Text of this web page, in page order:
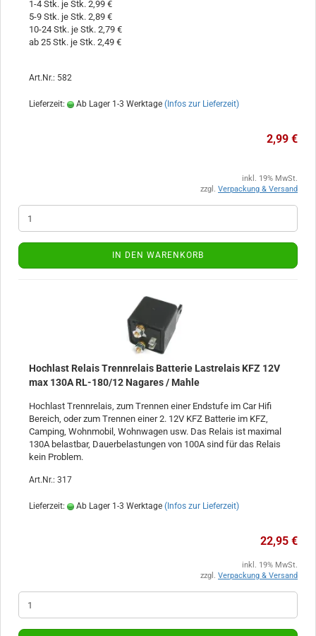
1-4 Stk. je Stk. 2,99 €
5-9 Stk. je Stk. 2,89 €
10-24 Stk. je Stk. 2,79 €
ab 25 Stk. je Stk. 2,49 €
Art.Nr.: 582
Lieferzeit: Ab Lager 1-3 Werktage (Infos zur Lieferzeit)
2,99 €
inkl. 19% MwSt.
zzgl. Verpackung & Versand
IN DEN WARENKORB
Hochlast Relais Trennrelais Batterie Lastrelais KFZ 12V
max 130A RL-180/12 Nagares / Mahle
Hochlast Trennrelais, zum Trennen einer Endstufe im Car Hifi
Bereich, oder zum Trennen einer 2. 12V KFZ Batterie im KFZ,
Camping, Wohnmobil, Wohnwagen usw. Das Relais ist maximal
130A belastbar, Dauerbelastungen von 100A sind für das Relais
kein Problem.
Art.Nr.: 317
Lieferzeit: Ab Lager 1-3 Werktage (Infos zur Lieferzeit)
22,95 €
inkl. 19% MwSt.
zzgl. Verpackung & Versand